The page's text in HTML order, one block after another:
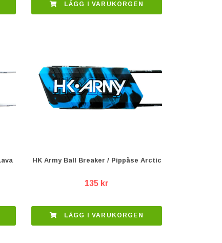
LÄGG I VARUKORGEN
HK Army Ball Breaker / Pippåse Arctic
135 kr
LÄGG I VARUKORGEN